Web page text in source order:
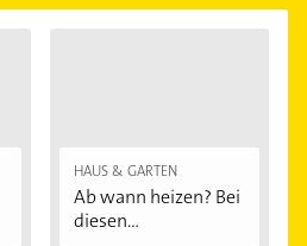
HAUS & GARTEN
Ab wann heizen? Bei
diesen